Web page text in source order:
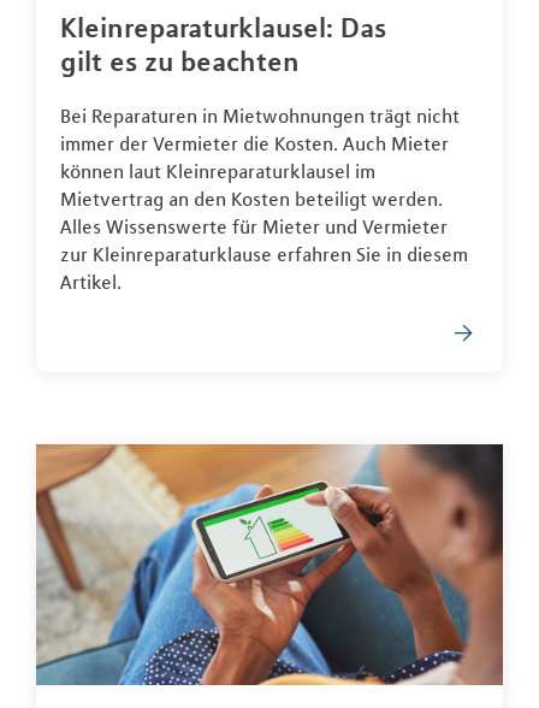
Kleinreparaturklausel: Das
gilt es zu beachten
Bei Reparaturen in Mietwohnungen trägt nicht
immer der Vermieter die Kosten. Auch Mieter
können laut Kleinreparaturklausel im
Mietvertrag an den Kosten beteiligt werden.
Alles Wissenswerte für Mieter und Vermieter
zur Kleinreparaturklause erfahren Sie in diesem
Artikel.